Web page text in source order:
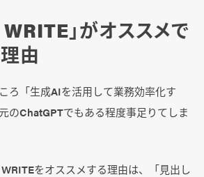
」がオススメで
由
ろ「生成AIを活用して業務効率化す
のChatGPTでもある程度事足りてしま
をオススメする理由は、「見出し